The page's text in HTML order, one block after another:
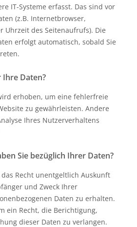
IT-Systeme erfasst. Das sind vor
(z.B. Internetbrowser,
Uhrzeit des Seitenaufrufs). Die
erfolgt automatisch, sobald Sie
Daten?
erhoben, um eine fehlerfreie
zu gewährleisten. Andere
Ihres Nutzerverhaltens
Sie bezüglich Ihrer Daten?
Recht unentgeltlich Auskunft
und Zweck Ihrer
Daten zu erhalten.
ein Recht, die Berichtigung,
dieser Daten zu verlangen.